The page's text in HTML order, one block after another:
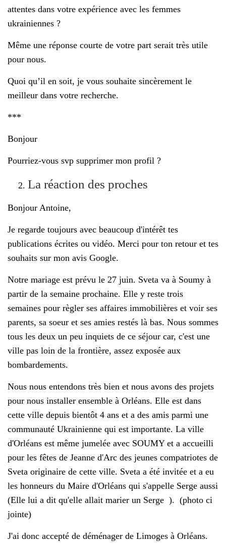
attentes dans votre expérience avec les femmes
ukrainiennes ?
Même une réponse courte de votre part serait très utile
pour nous.
Quoi qu’il en soit, je vous souhaite sincèrement le
meilleur dans votre recherche.
***
Bonjour
Pourriez-vous svp supprimer mon profil ?
La réaction des proches
Bonjour Antoine,
Je regarde toujours avec beaucoup d'intérêt tes
publications écrites ou vidéo. Merci pour ton retour et tes
souhaits sur mon avis Google.
Notre mariage est prévu le 27 juin. Sveta va à Soumy à
partir de la semaine prochaine. Elle y reste trois
semaines pour règler ses affaires immobilières et voir ses
parents, sa soeur et ses amies restés là bas. Nous sommes
tous les deux un peu inquiets de ce séjour car, c'est une
ville pas loin de la frontière, assez exposée aux
bombardements.
Nous nous entendons très bien et nous avons des projets
pour nous installer ensemble à Orléans. Elle est dans
cette ville depuis bientôt 4 ans et a des amis parmi une
communauté Ukrainienne qui est importante. La ville
d'Orléans est même jumelée avec SOUMY et a accueilli
pour les fêtes de Jeanne d'Arc des jeunes compatriotes de
Sveta originaire de cette ville. Sveta a été invitée et a eu
les honneurs du Maire d'Orléans qui s'appelle Serge aussi
(Elle lui a dit qu'elle allait marier un Serge ). (photo ci
jointe)
J'ai donc accepté de déménager de Limoges à Orléans.